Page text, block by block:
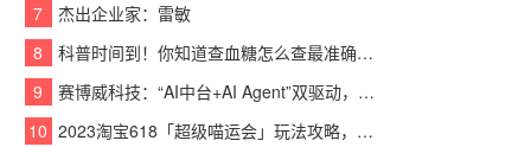
08:07:51 | 鲁大师7月新机性能/流畅/AI榜：viv
o夺性能、流畅双第一
08:07:40 | 联名“显化女王”刘晓庆，奈雪这杯
“财神奶”刷屏了
7
杰出企业家：雷敏
8
科普时间到！你知道查血糖怎么查最准确吗？
9
赛博威科技：“AI中台+AI Agent”双驱动，【CYBER AI】智赋打造企业级AI大脑
10 2023淘宝618「超级喵运会」玩法攻略，领喵币升级猫猫瓜分5亿，附618红包口